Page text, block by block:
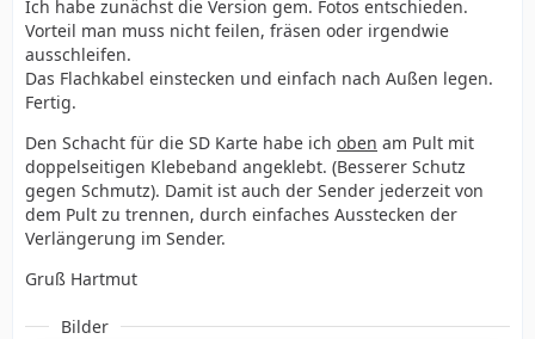
Ich habe zunächst die Version gem. Fotos entschieden.
Vorteil man muss nicht feilen, fräsen oder irgendwie
ausschleifen.
Das Flachkabel einstecken und einfach nach Außen legen.
Fertig.
Den Schacht für die SD Karte habe ich oben am Pult mit
doppelseitigen Klebeband angeklebt. (Besserer Schutz
gegen Schmutz). Damit ist auch der Sender jederzeit von
dem Pult zu trennen, durch einfaches Ausstecken der
Verlängerung im Sender.
Gruß Hartmut
Bilder